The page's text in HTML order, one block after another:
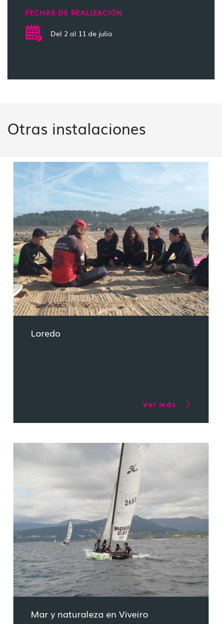
FECHAS DE REALIZACIÓN
Del 2 al 11 de julio
Otras instalaciones
Loredo
Ver más
Mar y naturaleza en Viveiro